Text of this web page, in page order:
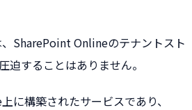
SharePoint Onlineのテナントスト
することはありません。
構築されたサービスであり、